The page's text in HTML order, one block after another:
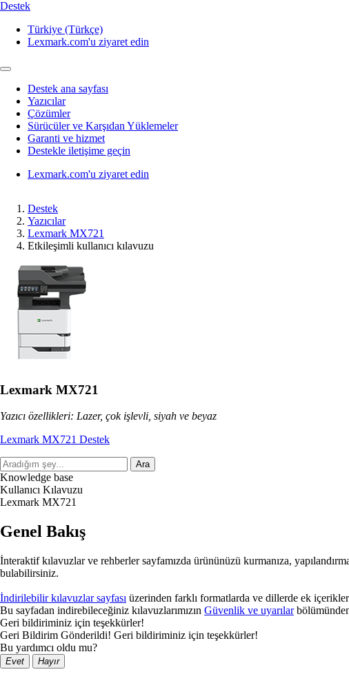
Destek
Türkiye (Türkçe)
Lexmark.com'u ziyaret edin
Destek ana sayfası
Yazıcılar
Çözümler
Sürücüler ve Karşıdan Yüklemeler
Garanti ve hizmet
Destekle iletişime geçin
Lexmark.com'u ziyaret edin
Destek
Yazıcılar
Lexmark MX721
Etkileşimli kullanıcı kılavuzu
Lexmark MX721
Yazıcı özellikleri: Lazer, çok işlevli, siyah ve beyaz
Lexmark MX721 Destek
Ara
Knowledge base
Kullanıcı Kılavuzu
Lexmark MX721
Genel Bakış
İnteraktif kılavuzlar ve rehberler sayfamızda ürününüzü kurmanıza,
bulabilirsiniz.
İndirilebilir kılavuzlar sayfası üzerinden farklı formatlarda ve dillerde ek
Bu sayfadan indirebileceğiniz kılavuzlarımızın Güvenlik ve uyarılar
Geri bildiriminiz için teşekkürler!
Geri Bildirim Gönderildi! Geri bildiriminiz için teşekkürler!
Bu yardımcı oldu mu?
Evet Hayır